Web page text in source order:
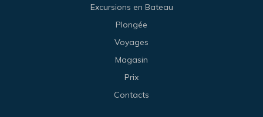
Excursions en Bateau
Plongée
Voyages
Magasin
Prix
Contacts